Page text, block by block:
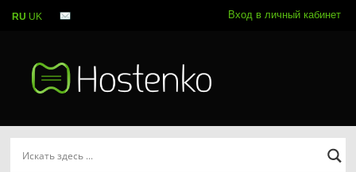
Вход в личный кабинет
RU UK